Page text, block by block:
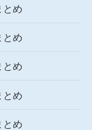
とめ
とめ
とめ
とめ
とめ